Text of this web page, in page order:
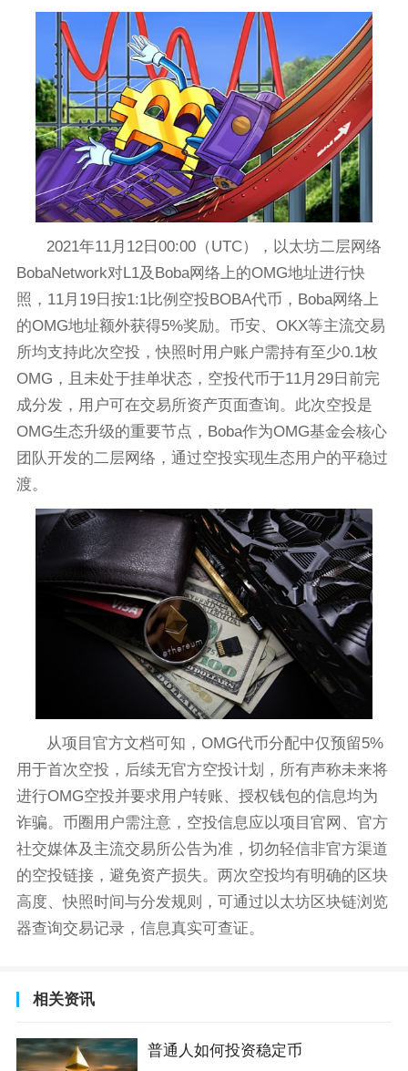
2021年11月12日00:00（UTC），以太坊二层网络
BobaNetwork对L1及Boba网络上的OMG地址进行快
照，11月19日按1:1比例空投BOBA代币，Boba网络上
的OMG地址额外获得5%奖励。币安、OKX等主流交易
所均支持此次空投，快照时用户账户需持有至少0.1枚
OMG，且未处于挂单状态，空投代币于11月29日前完
成分发，用户可在交易所资产页面查询。此次空投是
OMG生态升级的重要节点，Boba作为OMG基金会核心
团队开发的二层网络，通过空投实现生态用户的平稳过
渡。
从项目官方文档可知，OMG代币分配中仅预留5%
用于首次空投，后续无官方空投计划，所有声称未来将
进行OMG空投并要求用户转账、授权钱包的信息均为
诈骗。币圈用户需注意，空投信息应以项目官网、官方
社交媒体及主流交易所公告为准，切勿轻信非官方渠道
的空投链接，避免资产损失。两次空投均有明确的区块
高度、快照时间与分发规则，可通过以太坊区块链浏览
器查询交易记录，信息真实可查证。
相关资讯
普通人如何投资稳定币